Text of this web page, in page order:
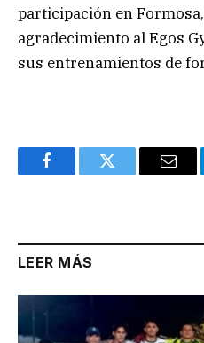
participación en
agradecimiento al Egos
sus entrenamientos de
FacebookTwitter
LEER MÁS